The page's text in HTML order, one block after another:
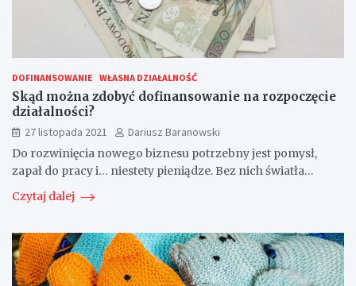
DOFINANSOWANIE WŁASNA DZIAŁALNOŚĆ
Skąd można zdobyć dofinansowanie na rozpoczęcie
działalności?
27 listopada 2021
Dariusz Baranowski
Do rozwinięcia nowego biznesu potrzebny jest pomysł,
zapał do pracy i… niestety pieniądze. Bez nich światła…
Czytaj dalej